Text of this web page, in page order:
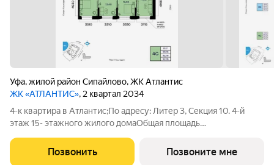
Уфа,жилой район Сипайлово,ЖК Атлантис
ЖК «АТЛАНТИС», 2 квартал 2034
4-к квартира в Атлантис;По адресу: Литер 3, Секция 10. 4-й
этаж 15- этажного жилого домаОбщая площадь
Трест".Срок окончания строительства: 3 квартал 2029
года.Квартира с свободной планировкой,
Позвонить Позвоните мне